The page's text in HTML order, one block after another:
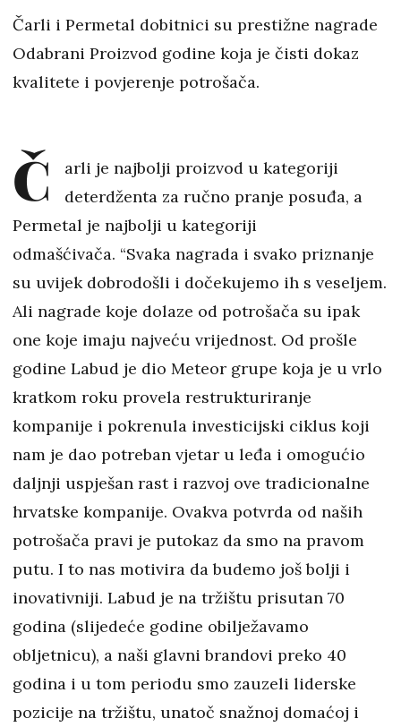
Čarli i Permetal dobitnici su prestižne nagrade
Odabrani Proizvod godine koja je čisti dokaz
kvalitete i povjerenje potrošača.
Č
arli je najbolji proizvod u kategoriji
deterdženta za ručno pranje posuđa, a
Permetal je najbolji u kategoriji
odmašćivača. “Svaka nagrada i svako priznanje
su uvijek dobrodošli i dočekujemo ih s veseljem.
Ali nagrade koje dolaze od potrošača su ipak
one koje imaju najveću vrijednost. Od prošle
godine Labud je dio Meteor grupe koja je u vrlo
kratkom roku provela restrukturiranje
kompanije i pokrenula investicijski ciklus koji
nam je dao potreban vjetar u leđa i omogućio
daljnji uspješan rast i razvoj ove tradicionalne
hrvatske kompanije. Ovakva potvrda od naših
potrošača pravi je putokaz da smo na pravom
putu. I to nas motivira da budemo još bolji i
inovativniji. Labud je na tržištu prisutan 70
godina (slijedeće godine obilježavamo
obljetnicu), a naši glavni brandovi preko 40
godina i u tom periodu smo zauzeli liderske
pozicije na tržištu, unatoč snažnoj domaćoj i